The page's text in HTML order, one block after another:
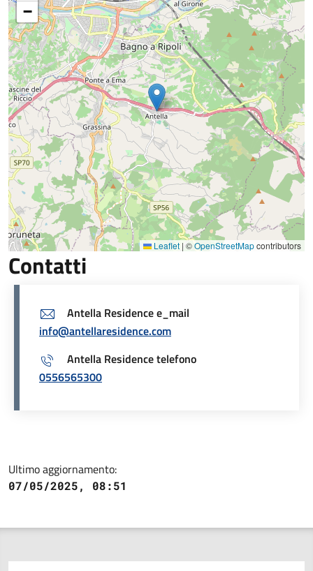
−
Leaflet | ©OpenStreetMapcontributors
Contatti
Antella Residence e_mail
info@antellaresidence.com
Antella Residence telefono
0556565300
Ultimo aggiornamento:
07/05/2025, 08:51